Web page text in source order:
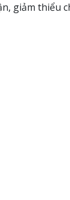
giảm thiểu